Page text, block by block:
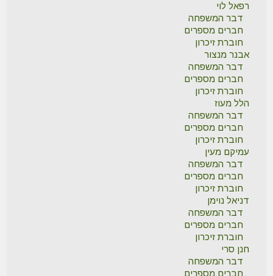
רפאל לוי
דבר המשפחה
חברים מספרים
חוברת זיכרון
אבנר מנצור
דבר המשפחה
חברים מספרים
חוברת זיכרון
הלל מעוז
דבר המשפחה
חברים מספרים
חוברת זיכרון
עמיקם מעין
דבר המשפחה
חברים מספרים
חוברת זיכרון
דניאל נוימן
דבר המשפחה
חברים מספרים
חוברת זיכרון
חנן סרי
דבר המשפחה
חברים מספרים